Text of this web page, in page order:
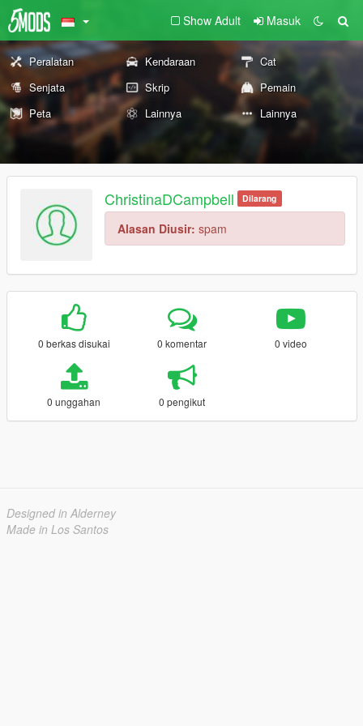
Show Adult Masuk
Peralatan Kendaraan
Cat
Senjata
Skrip
Pemain
Peta
Lainnya Lainnya
ChristinaDCampbell Dilarang
Alasan Diusir: spam
0 berkas disukai 0 komentar 0 video
0 unggahan 0 pengikut
Designed in Alderney
Made in Los Santos